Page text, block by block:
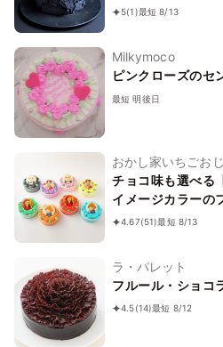
5(1)最短 8/13
Milkymoco
ピンクローズのセ
最短 明後日
おかし家いちごお
チョコ味も選べる
イメージカラーの
号 1～2名様向け
4.67(51)最短 8/13
ラ・パレット
フルール・ショコ
4.5(14)最短 8/12